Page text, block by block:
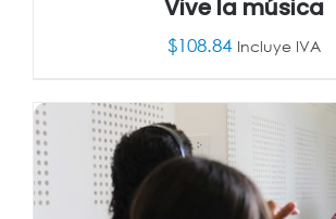
AÑADIR AL CARRITO
Vive la música
$108.84 Incluye IVA